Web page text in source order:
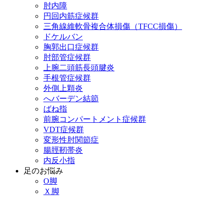
肘内障
円回内筋症候群
三角線維軟骨複合体損傷（TFCC損傷）
ドケルバン
胸郭出口症候群
肘部管症候群
上腕二頭筋長頭腱炎
手根管症候群
外側上顆炎
へバーデン結節
ばね指
前腕コンパートメント症候群
VDT症候群
変形性肘関節症
腸脛靭帯炎
内反小指
足のお悩み
О脚
Ｘ脚